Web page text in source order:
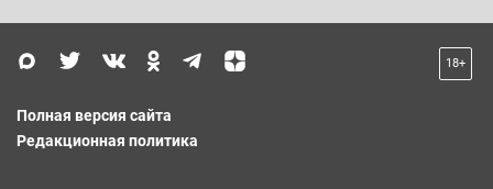
18+
Полная версия сайта
Редакционная политика